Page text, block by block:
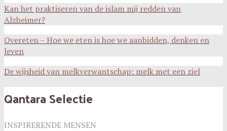
Kan het praktiseren van de islam mij redden van
Alzheimer?
Overeten – Hoe we eten is hoe we aanbidden, denken en
leven
De wijsheid van melkverwantschap: melk met een ziel
Qantara Selectie
INSPIRERENDE MENSEN